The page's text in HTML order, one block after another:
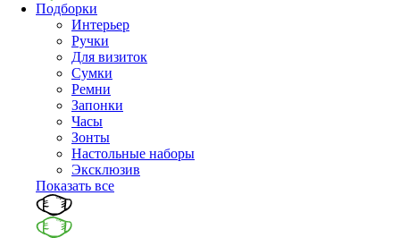
Подборки
Интерьер
Ручки
Для визиток
Сумки
Ремни
Запонки
Часы
Зонты
Настольные наборы
Эксклюзив
Показать все